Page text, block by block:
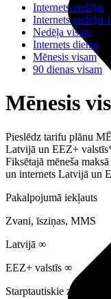
Internets nedēļai
Internets nedēļai
Nedēļa visam
Internets dienai
Mēnesis visam
90 dienas visam
Mēnesis
Pieslēdz tarifu plānu
Latvijā un EEZ+
Fiksētajā mēneša
un internets Latvijā un
Pakalpojumā iekļauts
Zvani, īsziņas, MMS
Latvijā ∞
EEZ+ valstīs ∞
Starptautiskie zvani